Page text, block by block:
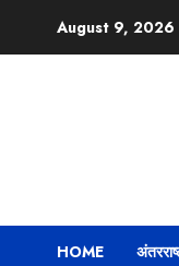
August 9, 2026
HOME